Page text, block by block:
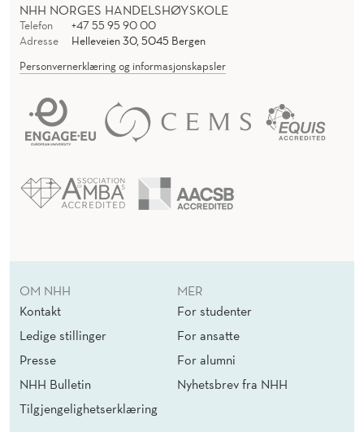
NHH NORGES HANDELSHØYSKOLE
Telefon
+47 55 95 90 00
Adresse
Helleveien 30, 5045 Bergen
Personvernerklæring og informasjonskapsler
OM NHH
Kontakt
Ledige stillinger
Presse
NHH Bulletin
Tilgjengelighetserklæring
MER
For studenter
For ansatte
For alumni
Nyhetsbrev fra NHH